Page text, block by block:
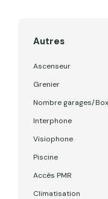
Autres
Ascenseur
Grenier
Nombre garages/Box
Interphone
Visiophone
Piscine
Accès PMR
Climatisation